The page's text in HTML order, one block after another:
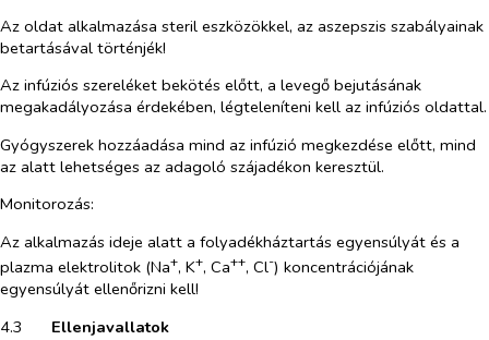
Az oldat alkalmazása steril eszközökkel, az aszepszis szabályainak
betartásával történjék!
Az infúziós szereléket bekötés előtt, a levegő bejutásának
megakadályozása érdekében, légteleníteni kell az infúziós oldattal.
Gyógyszerek hozzáadása mind az infúzió megkezdése előtt, mind
az alatt lehetséges az adagoló szájadékon keresztül.
Monitorozás:
Az alkalmazás ideje alatt a folyadékháztartás egyensúlyát és a
plazma elektrolitok (Na+, K+, Ca++, Cl-) koncentrációjának
egyensúlyát ellenőrizni kell!
4.3​
Ellenjavallatok